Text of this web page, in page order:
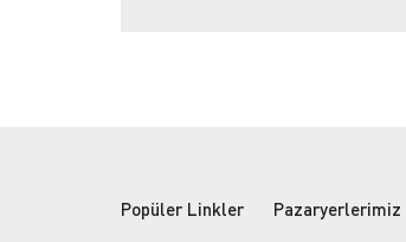
Popüler Linkler Pazaryerlerimiz